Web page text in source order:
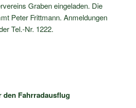
Graben eingeladen. Die
Peter Frittmann. Anmeldungen
Tel.-Nr. 1222.
den Fahrradausflug